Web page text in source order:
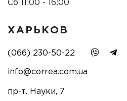
Сб 11:00 - 16:00
ХАРЬКОВ
(066) 230-50-22
info@correa.com.ua
пр-т. Науки, 7